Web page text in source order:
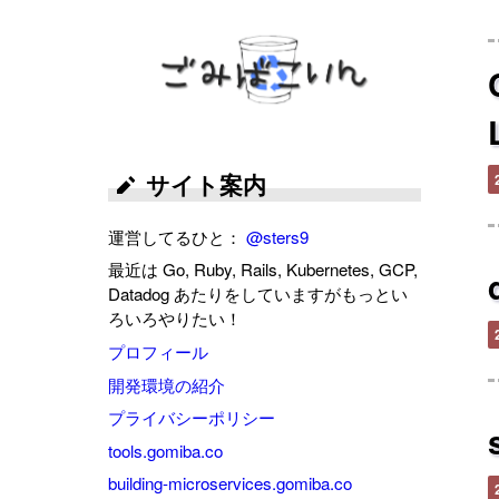
ごみばこいん
サイト案内
運営してるひと：@sters9
最近は Go, Ruby, Rails, Kubernetes, GCP,
Datadog あたりをしていますがもっとい
ろいろやりたい！
プロフィール
開発環境の紹介
プライバシーポリシー
tools.gomiba.co
building-microservices.gomiba.co